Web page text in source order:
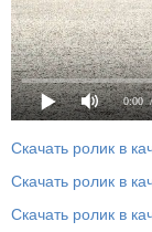
0:00
Скачать ролик в
Скачать ролик в
Скачать ролик в